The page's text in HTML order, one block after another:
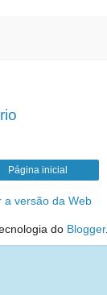
Página inicial
a versão da Web
do Blogger.